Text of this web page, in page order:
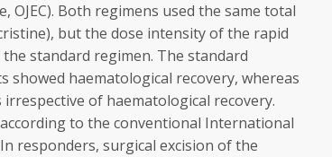
OJEC). Both regimens used the same total
but the dose intensity of the rapid
standard regimen. The standard
showed haematological recovery, whereas
of haematological recovery.
to the conventional International
responders, surgical excision of the